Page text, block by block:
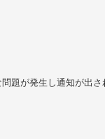
題が発生し通知が出